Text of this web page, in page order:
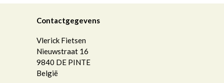
Contactgegevens
Vlerick Fietsen
Nieuwstraat 16
9840 DE PINTE
België